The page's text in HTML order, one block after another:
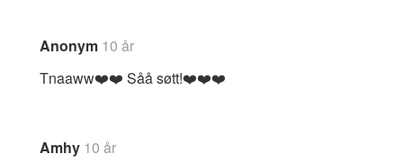
Anonym 10 år
Tnaaww❤️❤️ Såå søtt!❤️❤️❤️
Amhy 10 år